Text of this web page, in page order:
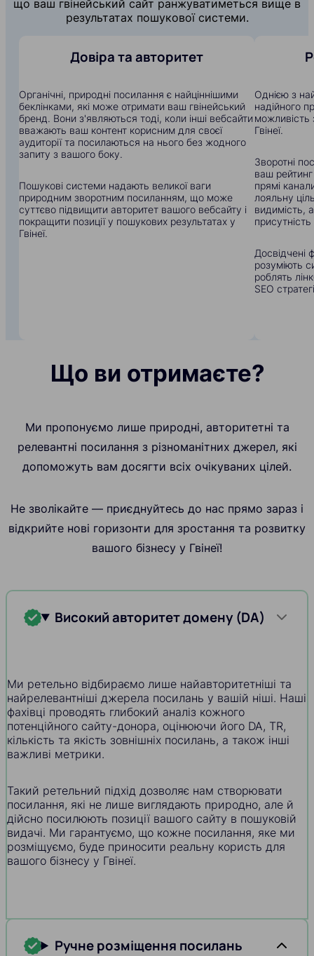
що ваш гвінейський сайт ранжуватиметься вище в
результатах пошукової системи.
Довіра та авторитет
Органічні, природні посилання є найціннішими
беклінками, які може отримати ваш гвінейський
бренд. Вони з'являються тоді, коли інші вебсайти
вважають ваш контент корисним для своєї
аудиторії та посилаються на нього без жодного
запиту з вашого боку.
Пошукові системи надають великої ваги
природним зворотним посиланням, що може
суттєво підвищити авторитет вашого вебсайту і
покращити позиції у пошукових результатах у
Гвінеї.
Однією з
надійного
можливість
Гвінеї.
Зворотні
ваш
прямі
лояльну
видимість,
Досвідчені
розуміють
роблять
SEO
Що ви отримаєте?
Ми пропонуємо лише природні, авторитетні та
релевантні посилання з різноманітних джерел, які
допоможуть вам досягти всіх очікуваних цілей.
Не зволікайте — приєднуйтесь до нас прямо зараз і
відкрийте нові горизонти для зростання та розвитку
вашого бізнесу у Гвінеї!
Високий авторитет домену (DA)
Ми ретельно відбираємо лише найавторитетніші та
найрелевантніші джерела посилань у вашій ніші. Наші
фахівці проводять глибокий аналіз кожного
потенційного сайту-донора, оцінюючи його DA, TR,
кількість та якість зовнішніх посилань, а також інші
важливі метрики.
Такий ретельний підхід дозволяє нам створювати
посилання, які не лише виглядають природно, але й
дійсно посилюють позиції вашого сайту в пошуковій
видачі. Ми гарантуємо, що кожне посилання, яке ми
розміщуємо, буде приносити реальну користь для
вашого бізнесу у Гвінеї.
Ручне розміщення посилань